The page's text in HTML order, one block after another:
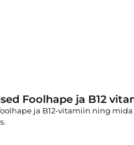
Foolhape ja B12
ja B12-vitamiin ning